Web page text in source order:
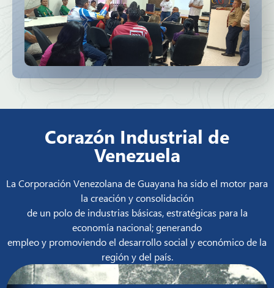
Corazón Industrial de
Venezuela
La Corporación Venezolana de Guayana ha sido el motor para
la creación y consolidación
de un polo de industrias básicas, estratégicas para la
economía nacional; generando
empleo y promoviendo el desarrollo social y económico de la
región y del país.